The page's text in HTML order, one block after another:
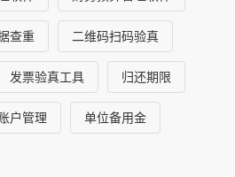
查重 二维码扫码验真
发票验真工具 归还期限
户管理 单位备用金